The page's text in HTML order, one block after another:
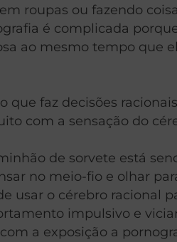
roupas ou fazendo
é complicada
ao mesmo tempo que
faz decisões
com a sensação do
de sorvete está
no meio-fio e olhar
o cérebro racional
impulsivo e
a exposição a